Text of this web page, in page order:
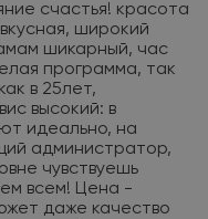
счастья! красота
широкий
шикарный, час
программа, так
в 25лет,
высокий: в
идеально, на
администратор,
чувствуешь
всем! Цена -
даже качество